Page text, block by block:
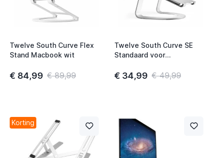
Twelve South Curve Flex
Stand Macbook wit
€ 84,99 € 89,99
Twelve South Curve SE
Standaard voor
€ 34,99 € 49,99
Korting